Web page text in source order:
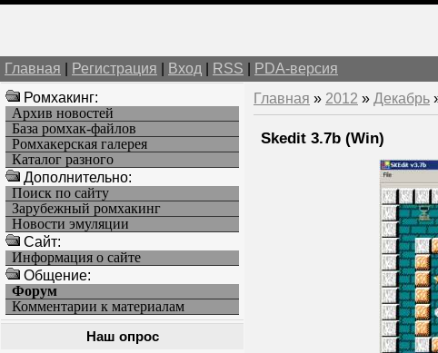
Главная Регистрация Вход RSS PDA-версия
Ромхакинг:
Архив новостей
База ромхак-файлов
Ромхакерская галерея
Каталог разного
Дополнительно:
Поиск по сайту
Зарубежный ромхакинг
Новости эмуляции
Cайт:
Информация о сайте
Общение:
Форум
Комментарии к материалам
Наш опрос
Главная » 2012 » Декабрь
Skedit 3.7b (Win)